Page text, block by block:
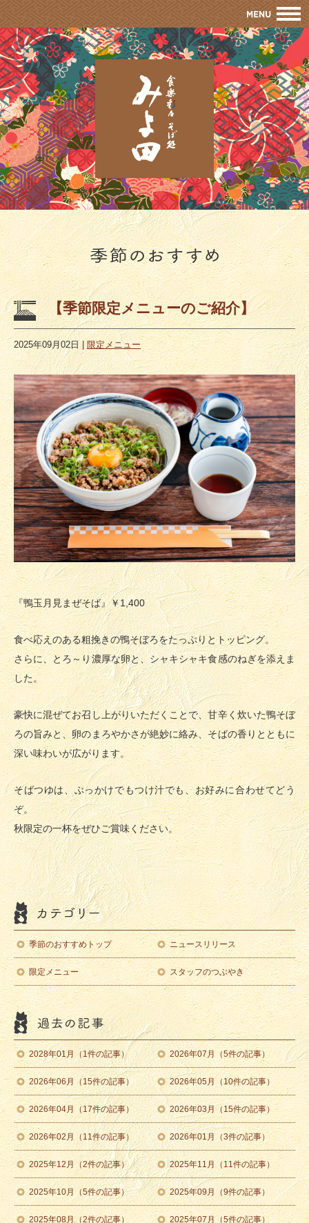
【季節限定メニューのご紹介】
2025年09月02日|限定メニュー
『鴨玉月見まぜそば』￥1,400
食べ応えのある粗挽きの鴨そぼろをたっぷりとトッピング。
さらに、とろ～り濃厚な卵と、シャキシャキ食感のねぎを添えま
した。
豪快に混ぜてお召し上がりいただくことで、甘辛く炊いた鴨そぼ
ろの旨みと、卵のまろやかさが絶妙に絡み、そばの香りとともに
深い味わいが広がります。
そばつゆは、ぶっかけでもつけ汁でも、お好みに合わせてどう
ぞ。
秋限定の一杯をぜひご賞味ください。
季節のおすすめトップ ニュースリリース
限定メニュー スタッフのつぶやき
2028年01月（1件の記事） 2026年07月（5件の記事）
2026年06月（15件の記事） 2026年05月（10件の記事）
2026年04月（17件の記事） 2026年03月（15件の記事）
2026年02月（11件の記事） 2026年01月（3件の記事）
2025年12月（2件の記事） 2025年11月（11件の記事）
2025年10月（5件の記事） 2025年09月（9件の記事）
2025年08月（2件の記事） 2025年07月（5件の記事）